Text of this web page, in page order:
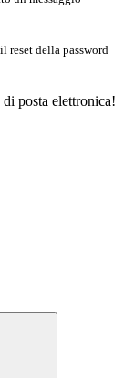
reset della password
posta elettronica!